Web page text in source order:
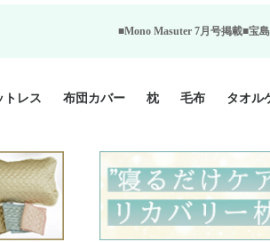
■Mono Masuter 7月号掲載■ 宝島社が発行する大人
70cm幅 ミニシングル
75cm幅 ショートセミシ
ングル
80cm幅 セミシングル
パッド
トン
トレス 布団カバー
掛け布団カバー ジ
シ
シ
カ
セ
ー
ダ
ダ
バー
ク
暖
敷布団カバー ジ
セ
ー
シ
シ
バー
ダ
枕カバー シ
BOXシーツ シ
シ
ツ
セ
ダ
ス
ツ
防ダニカバー
クッションカバー
オーガニックコットン
カバーセット カ
カ
枕
小さめ 35×50cm
やや小さめ 35×55cm
普通 43×63cm
大きめ 50×70cm
パイプ枕
高反発枕
低反発枕
機能性枕・その他枕
毛布 タオル
ハー
シン
セミ
ダブ
接触冷
天然素